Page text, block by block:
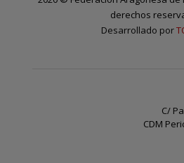
derechos
Desarrollado por
C/
CDM